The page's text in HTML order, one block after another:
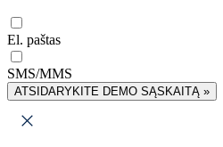
El. paštas
SMS/MMS
ATSIDARYKITE DEMO SĄSKAITĄ »